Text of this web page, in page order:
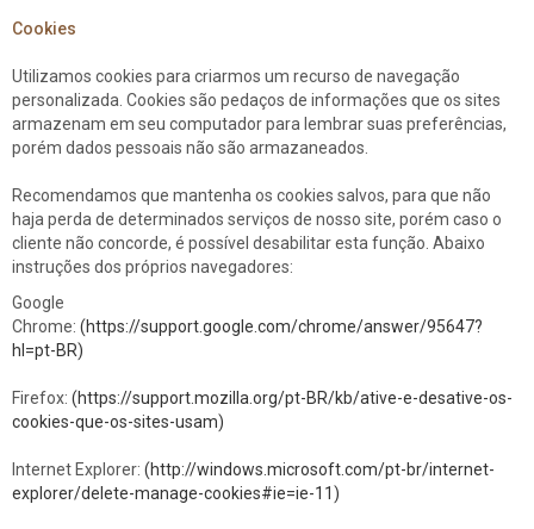
Cookies
Utilizamos cookies para criarmos um recurso de navegação
personalizada. Cookies são pedaços de informações que os sites
armazenam em seu computador para lembrar suas preferências,
porém dados pessoais não são armazaneados.
Recomendamos que mantenha os cookies salvos, para que não
haja perda de determinados serviços de nosso site, porém caso o
cliente não concorde, é possível desabilitar esta função. Abaixo
instruções dos próprios navegadores:
Google
Chrome: (https://support.google.com/chrome/answer/95647?
hl=pt-BR)
Firefox: (https://support.mozilla.org/pt-BR/kb/ative-e-desative-os-
cookies-que-os-sites-usam)
Internet Explorer: (http://windows.microsoft.com/pt-br/internet-
explorer/delete-manage-cookies#ie=ie-11)